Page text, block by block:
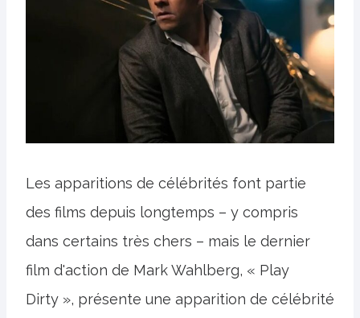
Les apparitions de célébrités font partie
des films depuis longtemps – y compris
dans certains très chers – mais le dernier
film d'action de Mark Wahlberg, « Play
Dirty », présente une apparition de célébrité